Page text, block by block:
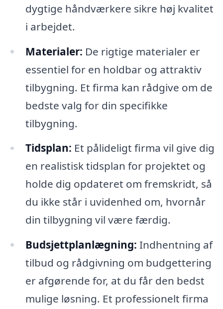
dygtige håndværkere sikre høj kvalitet
i arbejdet.
Materialer: De rigtige materialer er
essentiel for en holdbar og attraktiv
tilbygning. Et firma kan rådgive om de
bedste valg for din specifikke
tilbygning.
Tidsplan: Et pålideligt firma vil give dig
en realistisk tidsplan for projektet og
holde dig opdateret om fremskridt, så
du ikke står i uvidenhed om, hvornår
din tilbygning vil være færdig.
Budsjettplanlægning: Indhentning af
tilbud og rådgivning om budgettering
er afgørende for, at du får den bedst
mulige løsning. Et professionelt firma